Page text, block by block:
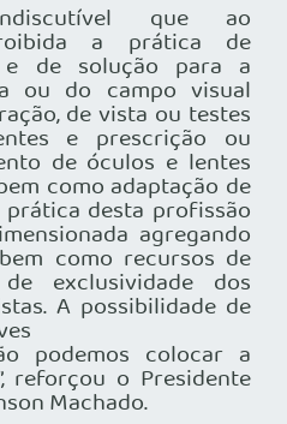
que ao
a prática de
e de solução para a
ou do campo visual
de vista ou testes
e prescrição ou
de óculos e lentes
como adaptação de
prática desta profissão
agregando
como recursos de
exclusividade dos
A possibilidade de
podemos colocar a
reforçou o Presidente
Machado.